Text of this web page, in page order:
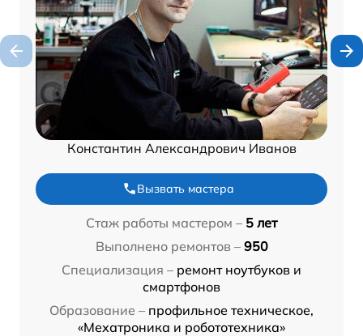
Константин Александрович Иванов
Вызвать мастера
Стаж работы мастером – 5 лет
Выполнено ремонтов – 950
Специализация – ремонт ноутбуков и
смартфонов
Образование – профильное техническое,
«Мехатроника и робототехника»